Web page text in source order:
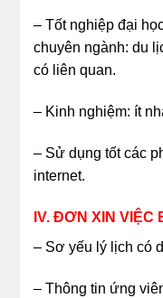
– Tốt nghiệp đại
chuyên ngành: du
có liên quan.
– Kinh nghiệm: ít
– Sử dụng tốt các
internet.
IV. ĐƠN XIN VIỆC
– Sơ yếu lý lịch có
– Thông tin ứng